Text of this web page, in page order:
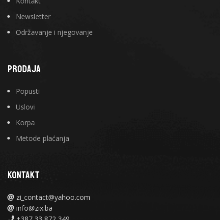
Newsletter
Održavanje i njegovanje
PRODAJA
Popusti
Uslovi
Korpa
Metode plaćanja
KONTAKT
zi_contact@yahoo.com
info@zix.ba